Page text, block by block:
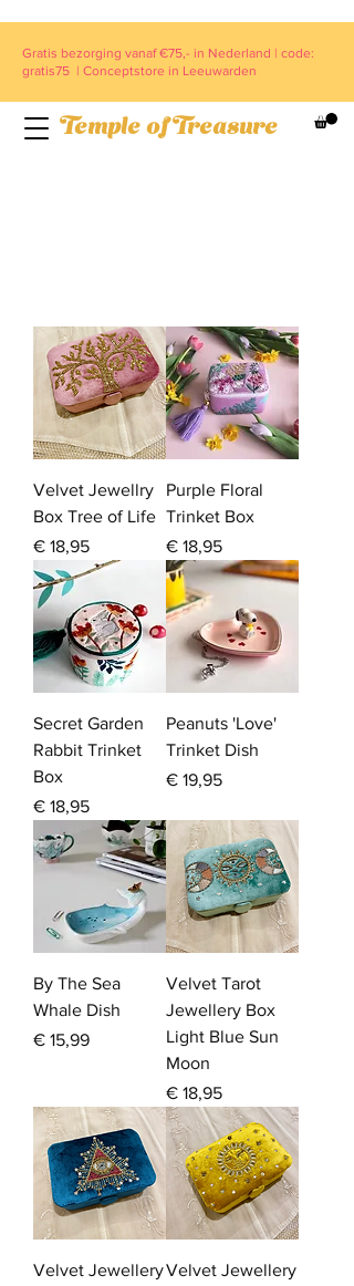
Temple of Treasure
Gratis bezorging vanaf €75,- in Nederland | code:
gratis75 | Conceptstore in Leeuwarden
Velvet Jewellry
Box Tree of Life
Prijs
€ 18,95
Purple Floral
Trinket Box
Prijs
€ 18,95
Secret Garden
Rabbit Trinket
Box
Prijs
€ 18,95
Peanuts 'Love'
Trinket Dish
Prijs
€ 19,95
By The Sea
Whale Dish
Prijs
€ 15,99
Velvet Tarot
Jewellery Box
Light Blue Sun
Moon
Prijs
€ 18,95
Velvet JewelleryVelvet Jewellery